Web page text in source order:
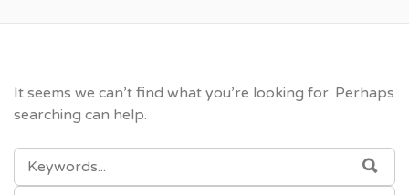
It seems we can’t find what you’re looking for. Perhaps
searching can help.
SEARCH
FOR: